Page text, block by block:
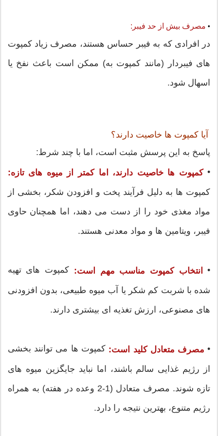
• مصرف بیش از حد فیبر:
در افرادی که به فیبر حساس هستند، مصرف زیاد کمپوت
های فیبردار (مانند کمپوت به) ممکن است باعث نفخ یا
اسهال شود.
آیا کمپوت ها خاصیت دارند؟
پاسخ به این پرسش مثبت است، اما با چند شرط:
•کمپوت ها خاصیت دارند، اما کمتر از میوه های تازه:
کمپوت ها به دلیل فرآیند پخت و افزودن شکر، بخشی از
مواد مغذی خود را از دست می دهند، اما همچنان حاوی
فیبر، ویتامین ها و مواد معدنی هستند.
• انتخاب کمپوت مناسب مهم است: کمپوت های تهیه
شده با شربت کم شکر یا آب میوه طبیعی، بدون افزودنی
های مصنوعی، ارزش تغذیه ای بیشتری دارند.
• مصرف متعادل کلید است: کمپوت ها می توانند بخشی
از رژیم غذایی سالم باشند، اما نباید جایگزین میوه های
تازه شوند. مصرف متعادل (1-2 وعده در هفته) به همراه
رژیم متنوع، بهترین نتیجه را دارد.